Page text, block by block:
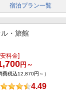
宿泊プラン一覧
・旅館
料金]
円～
費税込12,870円～）
4.49